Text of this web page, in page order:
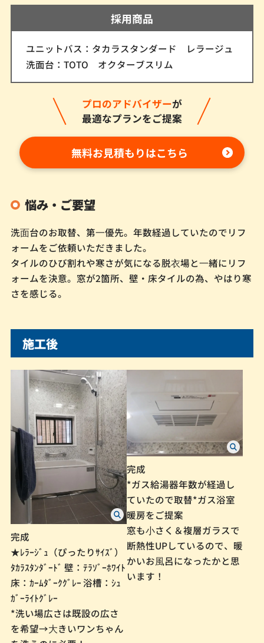
採用商品
ユニットバス：タカラスタンダード レラージュ
洗面台：TOTO オクターブスリム
プロのアドバイザーが
最適なプランをご提案
無料お見積もりはこちら
悩み・ご要望
洗⾯台のお取替、第⼀優先。年数経過していたのでリフ
ォームをご依頼いただきました。
タイルのひび割れや寒さが気になる脱⾐場と⼀緒にリフ
ォームを決意。窓が2箇所、壁・床タイルの為、やはり寒
さを感じる。
施工後
完成
★ﾚﾗｰｼﾞｭ（ぴったりｻｲｽﾞ）
ﾀｶﾗｽﾀﾝﾀﾞｰﾄﾞ 壁：ﾃﾗｿﾞｰﾎﾜｲﾄ
床：ｶｰﾑﾀﾞｰｸｸﾞﾚｰ 浴槽：ｼｭ
ｶﾞｰﾗｲﾄｸﾞﾚｰ
*洗い場広さは既設の広さ
を希望→⼤きいワンちゃん
完成
*ガス給湯器年数が経過し
ていたので取替*ガス浴室
暖房をご提案
窓も⼩さく＆複層ガラスで
断熱性UPしているので、暖
かいお⾵呂になったかと思
います！